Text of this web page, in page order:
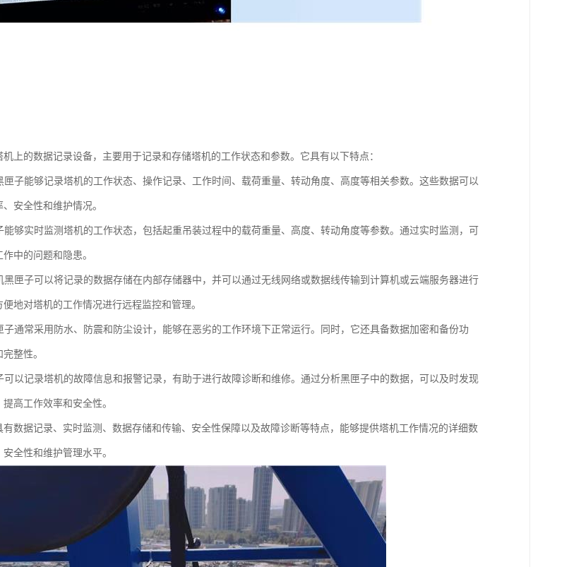
上的数据记录设备，主要用于记录和存储塔机的工作状态和参数。它具有以下特点：
匣子能够记录塔机的工作状态、操作记录、工作时间、载荷重量、转动角度、高度等相关参数。这些数据可以
安全性和维护情况。
够实时监测塔机的工作状态，包括起重吊装过程中的载荷重量、高度、转动角度等参数。通过实时监测，可
中的问题和隐患。
黑匣子可以将记录的数据存储在内部存储器中，并可以通过无线网络或数据线传输到计算机或云端服务器进行
地对塔机的工作情况进行远程监控和管理。
子通常采用防水、防震和防尘设计，能够在恶劣的工作环境下正常运行。同时，它还具备数据加密和备份功
整性。
可以记录塔机的故障信息和报警记录，有助于进行故障诊断和维修。通过分析黑匣子中的数据，可以及时发现
高工作效率和安全性。
数据记录、实时监测、数据存储和传输、安全性保障以及故障诊断等特点，能够提供塔机工作情况的详细数
全性和维护管理水平。